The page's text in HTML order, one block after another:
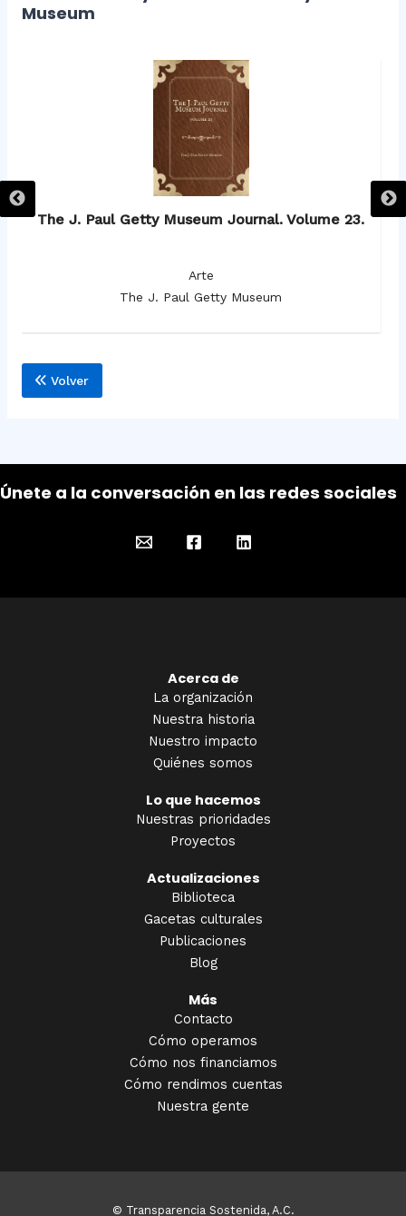
Museum
The J. Paul Getty Museum Journal. Volume 23.
Arte
The J. Paul Getty Museum
Volver
Únete a la conversación en las redes sociales
Acerca de
La organización
Nuestra historia
Nuestro impacto
Quiénes somos
Lo que hacemos
Nuestras prioridades
Proyectos
Actualizaciones
Biblioteca
Gacetas culturales
Publicaciones
Blog
Más
Contacto
Cómo operamos
Cómo nos financiamos
Cómo rendimos cuentas
Nuestra gente
© Transparencia Sostenida, A.C.